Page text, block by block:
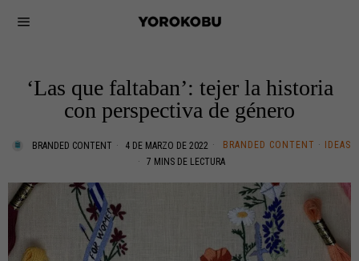
‘Las que faltaban’: tejer la historia
con perspectiva de género
BRANDED CONTENT 4 DE MARZO DE 2022 BRANDED CONTENT ·
IDEAS
7 MINS DE LECTURA